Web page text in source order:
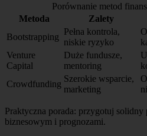
Porównanie metod
Metoda
Zalety
Bootstrapping
Pełna kontrola,
niskie ryzyko
Venture
Capital
Duże fundusze,
mentoring
Crowdfunding
Szerokie wsparcie,
marketing
Praktyczna porada: przygotuj solidny
biznesowym i prognozami.